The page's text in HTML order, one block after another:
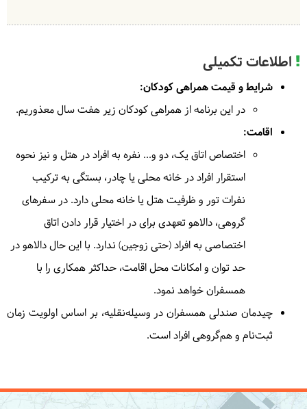
زیبای منطقه لذت خواهیم برد. ظهر به شالما برمی‌گردیم و
حرکت می‌کنیم. حداکثر تا ساعت 24 تهران خواهیم بود.
حدود 1 ساعت پیاده‌روی در شیب ملایم
صبحانه در خانه محلی توسط دالاهو ناهار در رستوران توسط
اطلاعات تکمیلی
شرایط و قیمت همراهی کودکان:
در این برنامه از همراهی کودکان زیر هفت سال معذوریم.
اقامت:
اختصاص اتاق یک، دو و... نفره به افراد در هتل و نیز نحوه
استقرار افراد در خانه محلی یا چادر، بستگی به ترکیب
نفرات تور و ظرفیت هتل یا خانه محلی دارد. در سفرهای
گروهی، دالاهو تعهدی برای در اختیار قرار دادن اتاق
اختصاصی به افراد (حتی زوجین) ندارد. با این حال دالاهو در
حد توان و امکانات محل اقامت، حداکثر همکاری را با
همسفران خواهد نمود.
چیدمان صندلی همسفران در وسیله‌نقلیه، بر اساس اولویت زمان
ثبت‌نام و هم‌گروهی افراد است.